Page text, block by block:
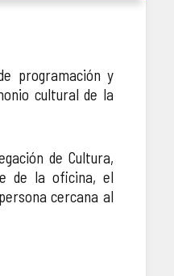
programación y
cultural de la
de Cultura,
de la oficina, el
cercana al